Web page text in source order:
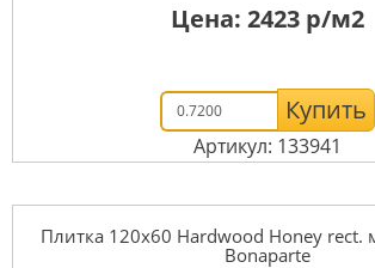
Цена: 2423 р/м2
Купить
Артикул: 133941
Плитка 120x60 Hardwood Honey rect.
Bonaparte